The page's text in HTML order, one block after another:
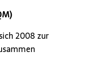
2008 zur